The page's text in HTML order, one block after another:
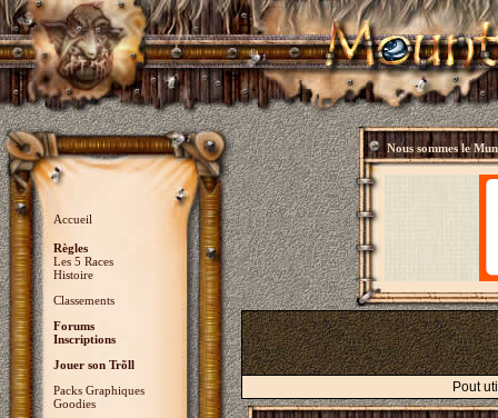
Accueil
Règles
Les 5 Races
Histoire
Classements
Forums
Inscriptions
Jouer son Trõll
Packs Graphiques
Goodies
Nous sommes le
Pout